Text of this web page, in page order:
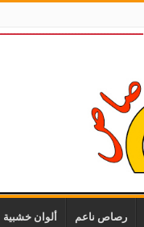
رصاص ناعم ألوان خشبية